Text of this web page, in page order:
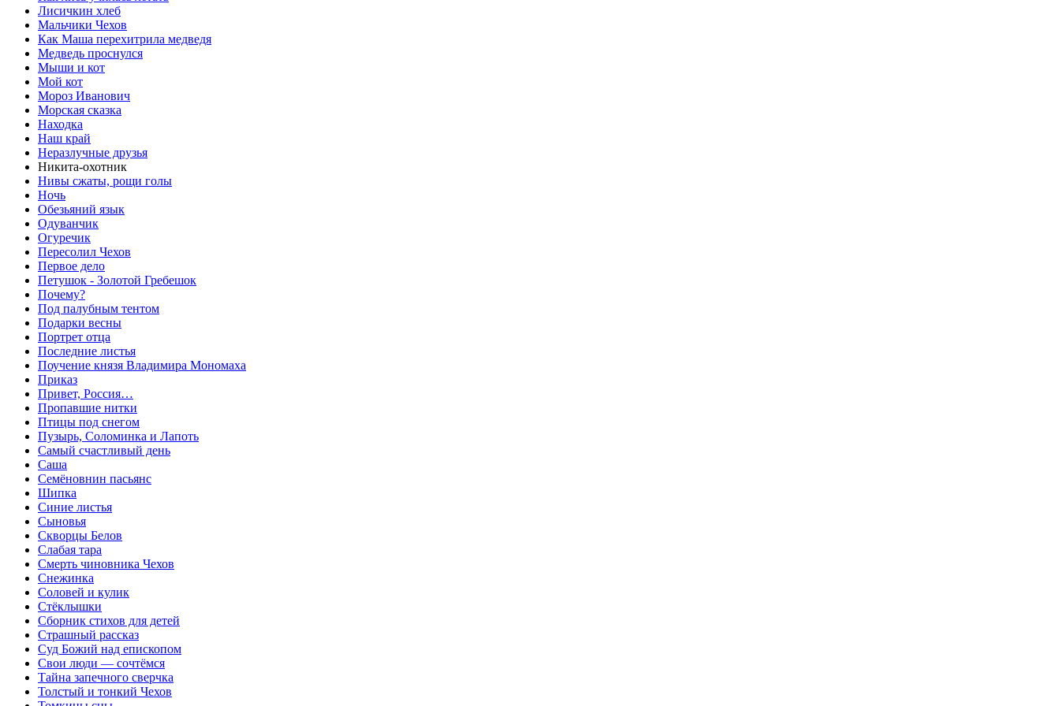
Лисичкин хлеб
Мальчики Чехов
Как Маша перехитрила медведя
Медведь проснулся
Мыши и кот
Мой кот
Мороз Иванович
Морская сказка
Находка
Наш край
Неразлучные друзья
Никита-охотник
Нивы сжаты, рощи голы
Ночь
Обезьяний язык
Одуванчик
Огуречик
Пересолил Чехов
Первое дело
Петушок - Золотой Гребешок
Почему?
Под палубным тентом
Подарки весны
Портрет отца
Последние листья
Поучение князя Владимира Мономаха
Приказ
Привет, Россия…
Пропавшие нитки
Птицы под снегом
Пузырь, Соломинка и Лапоть
Самый счастливый день
Саша
Семёновнин пасьянс
Шипка
Синие листья
Сыновья
Скворцы Белов
Слабая тара
Смерть чиновника Чехов
Снежинка
Соловей и кулик
Стёклышки
Сборник стихов для детей
Страшный рассказ
Суд Божий над епископом
Свои люди — сочтёмся
Тайна запечного сверчка
Толстый и тонкий Чехов